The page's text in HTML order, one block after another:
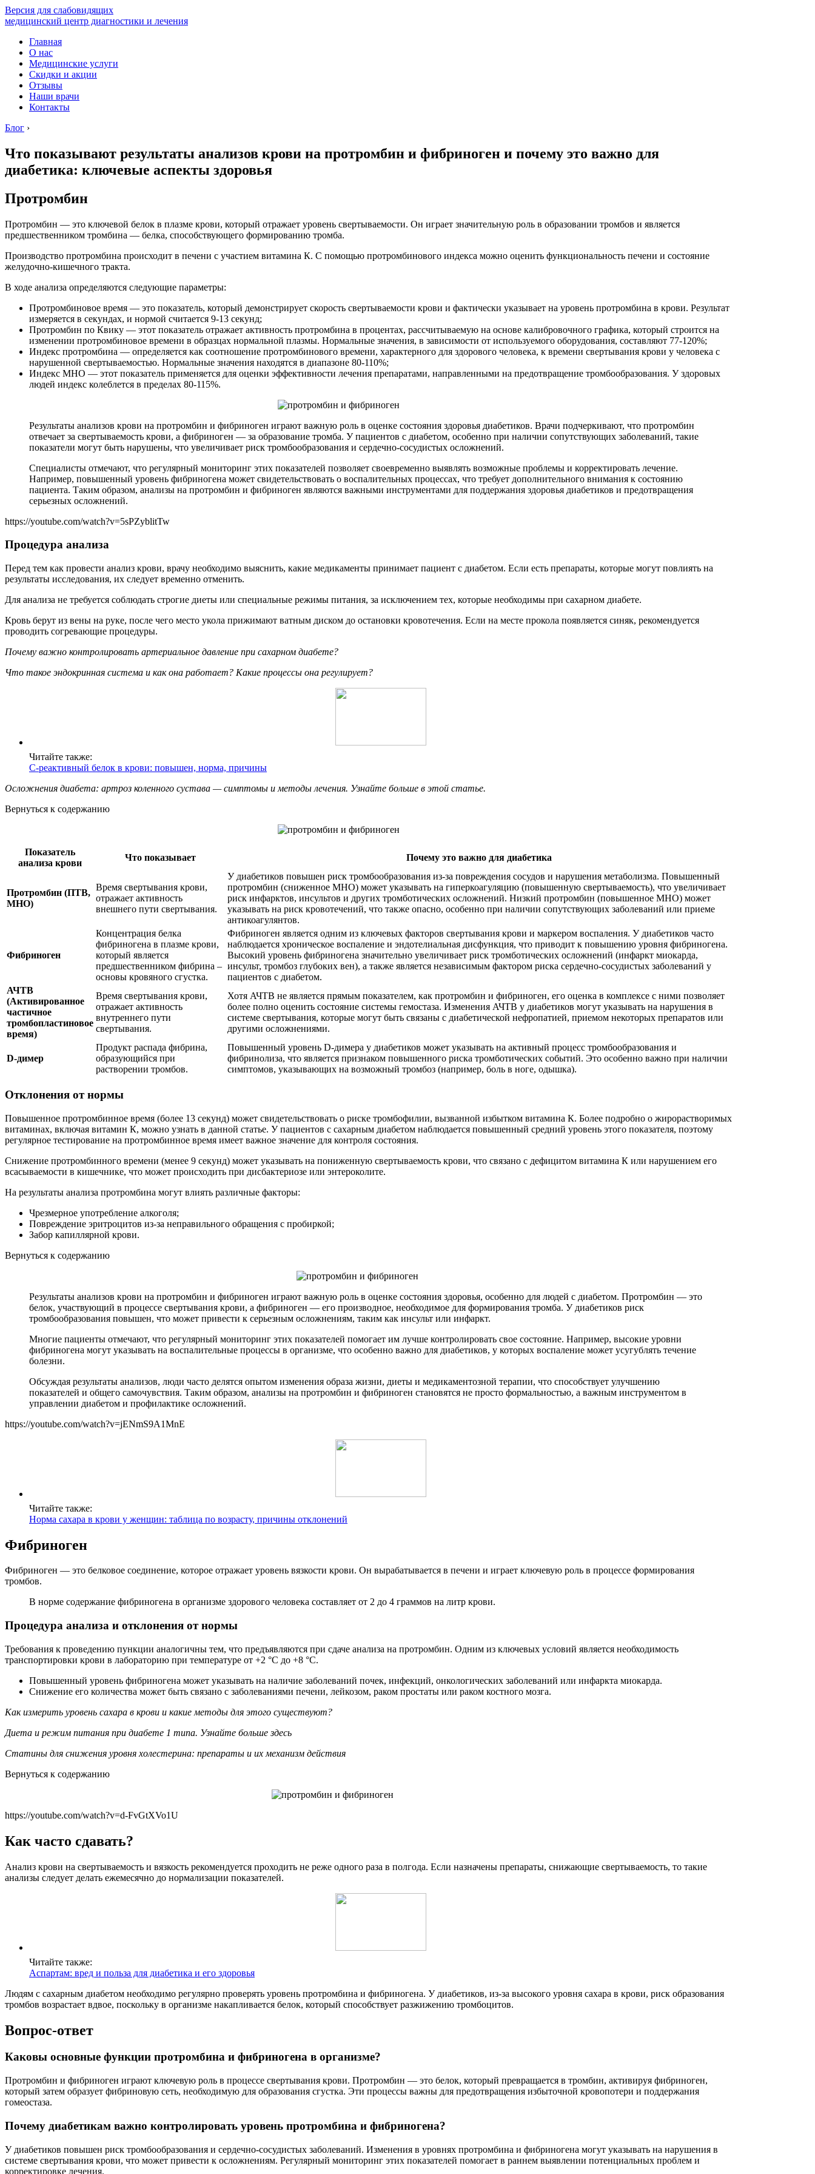
Версия для слабовидящих
медицинский центр диагностики и лечения
Главная
О нас
Медицинские услуги
Скидки и акции
Отзывы
Наши врачи
Контакты
Блог ›
Что показывают результаты анализов крови на протромбин и фибриноген и почему это важно для
диабетика: ключевые аспекты здоровья
Протромбин
Протромбин — это ключевой белок в плазме крови, который отражает уровень свертываемости. Он играет значительную роль в образовании тромбов и является
предшественником тромбина — белка, способствующего формированию тромба.
Производство протромбина происходит в печени с участием витамина К. С помощью протромбинового индекса можно оценить функциональность печени и состояние
желудочно-кишечного тракта.
В ходе анализа определяются следующие параметры:
Протромбиновое время — это показатель, который демонстрирует скорость свертываемости крови и фактически указывает на уровень протромбина в крови. Результат
измеряется в секундах, и нормой считается 9-13 секунд;
Протромбин по Квику — этот показатель отражает активность протромбина в процентах, рассчитываемую на основе калибровочного графика, который строится на
изменении протромбиновое времени в образцах нормальной плазмы. Нормальные значения, в зависимости от используемого оборудования, составляют 77-120%;
Индекс протромбина — определяется как соотношение протромбинового времени, характерного для здорового человека, к времени свертывания крови у человека с
нарушенной свертываемостью. Нормальные значения находятся в диапазоне 80-110%;
Индекс МНО — этот показатель применяется для оценки эффективности лечения препаратами, направленными на предотвращение тромбообразования. У здоровых
людей индекс колеблется в пределах 80-115%.
Результаты анализов крови на протромбин и фибриноген играют важную роль в оценке состояния здоровья диабетиков. Врачи подчеркивают, что протромбин
отвечает за свертываемость крови, а фибриноген — за образование тромба. У пациентов с диабетом, особенно при наличии сопутствующих заболеваний, такие
показатели могут быть нарушены, что увеличивает риск тромбообразования и сердечно-сосудистых осложнений.
Специалисты отмечают, что регулярный мониторинг этих показателей позволяет своевременно выявлять возможные проблемы и корректировать лечение.
Например, повышенный уровень фибриногена может свидетельствовать о воспалительных процессах, что требует дополнительного внимания к состоянию
пациента. Таким образом, анализы на протромбин и фибриноген являются важными инструментами для поддержания здоровья диабетиков и предотвращения
серьезных осложнений.
https://youtube.com/watch?v=5sPZyblitTw
Процедура анализа
Перед тем как провести анализ крови, врачу необходимо выяснить, какие медикаменты принимает пациент с диабетом. Если есть препараты, которые могут повлиять на
результаты исследования, их следует временно отменить.
Для анализа не требуется соблюдать строгие диеты или специальные режимы питания, за исключением тех, которые необходимы при сахарном диабете.
Кровь берут из вены на руке, после чего место укола прижимают ватным диском до остановки кровотечения. Если на месте прокола появляется синяк, рекомендуется
проводить согревающие процедуры.
Почему важно контролировать артериальное давление при сахарном диабете?
Что такое эндокринная система и как она работает? Какие процессы она регулирует?
Читайте также:
С-реактивный белок в крови: повышен, норма, причины
Осложнения диабета: артроз коленного сустава — симптомы и методы лечения. Узнайте больше в этой статье.
Вернуться к содержанию
Показатель
анализа крови
Что показывает Почему это важно для диабетика
Протромбин (ПТВ,
МНО)
Время свертывания крови,
отражает активность
внешнего пути свертывания.
У диабетиков повышен риск тромбообразования из-за повреждения сосудов и нарушения метаболизма. Повышенный
протромбин (сниженное МНО) может указывать на гиперкоагуляцию (повышенную свертываемость), что увеличивает
риск инфарктов, инсультов и других тромботических осложнений. Низкий протромбин (повышенное МНО) может
указывать на риск кровотечений, что также опасно, особенно при наличии сопутствующих заболеваний или приеме
антикоагулянтов.
Фибриноген
Концентрация белка
фибриногена в плазме крови,
который является
предшественником фибрина –
основы кровяного сгустка.
Фибриноген является одним из ключевых факторов свертывания крови и маркером воспаления. У диабетиков часто
наблюдается хроническое воспаление и эндотелиальная дисфункция, что приводит к повышению уровня фибриногена.
Высокий уровень фибриногена значительно увеличивает риск тромботических осложнений (инфаркт миокарда,
инсульт, тромбоз глубоких вен), а также является независимым фактором риска сердечно-сосудистых заболеваний у
пациентов с диабетом.
АЧТВ
(Активированное
частичное
тромбопластиновое
время)
Время свертывания крови,
отражает активность
внутреннего пути
свертывания.
Хотя АЧТВ не является прямым показателем, как протромбин и фибриноген, его оценка в комплексе с ними позволяет
более полно оценить состояние системы гемостаза. Изменения АЧТВ у диабетиков могут указывать на нарушения в
системе свертывания, которые могут быть связаны с диабетической нефропатией, приемом некоторых препаратов или
другими осложнениями.
D-димер
Продукт распада фибрина,
образующийся при
растворении тромбов.
Повышенный уровень D-димера у диабетиков может указывать на активный процесс тромбообразования и
фибринолиза, что является признаком повышенного риска тромботических событий. Это особенно важно при наличии
симптомов, указывающих на возможный тромбоз (например, боль в ноге, одышка).
Отклонения от нормы
Повышенное протромбинное время (более 13 секунд) может свидетельствовать о риске тромбофилии, вызванной избытком витамина К. Более подробно о жирорастворимых
витаминах, включая витамин К, можно узнать в данной статье. У пациентов с сахарным диабетом наблюдается повышенный средний уровень этого показателя, поэтому
регулярное тестирование на протромбинное время имеет важное значение для контроля состояния.
Снижение протромбинного времени (менее 9 секунд) может указывать на пониженную свертываемость крови, что связано с дефицитом витамина К или нарушением его
всасываемости в кишечнике, что может происходить при дисбактериозе или энтероколите.
На результаты анализа протромбина могут влиять различные факторы:
Чрезмерное употребление алкоголя;
Повреждение эритроцитов из-за неправильного обращения с пробиркой;
Забор капиллярной крови.
Вернуться к содержанию
Результаты анализов крови на протромбин и фибриноген играют важную роль в оценке состояния здоровья, особенно для людей с диабетом. Протромбин — это
белок, участвующий в процессе свертывания крови, а фибриноген — его производное, необходимое для формирования тромба. У диабетиков риск
тромбообразования повышен, что может привести к серьезным осложнениям, таким как инсульт или инфаркт.
Многие пациенты отмечают, что регулярный мониторинг этих показателей помогает им лучше контролировать свое состояние. Например, высокие уровни
фибриногена могут указывать на воспалительные процессы в организме, что особенно важно для диабетиков, у которых воспаление может усугублять течение
болезни.
Обсуждая результаты анализов, люди часто делятся опытом изменения образа жизни, диеты и медикаментозной терапии, что способствует улучшению
показателей и общего самочувствия. Таким образом, анализы на протромбин и фибриноген становятся не просто формальностью, а важным инструментом в
управлении диабетом и профилактике осложнений.
https://youtube.com/watch?v=jENmS9A1MnE
Читайте также:
Норма сахара в крови у женщин: таблица по возрасту, причины отклонений
Фибриноген
Фибриноген — это белковое соединение, которое отражает уровень вязкости крови. Он вырабатывается в печени и играет ключевую роль в процессе формирования
тромбов.
В норме содержание фибриногена в организме здорового человека составляет от 2 до 4 граммов на литр крови.
Процедура анализа и отклонения от нормы
Требования к проведению пункции аналогичны тем, что предъявляются при сдаче анализа на протромбин. Одним из ключевых условий является необходимость
транспортировки крови в лабораторию при температуре от +2 °C до +8 °C.
Повышенный уровень фибриногена может указывать на наличие заболеваний почек, инфекций, онкологических заболеваний или инфаркта миокарда.
Снижение его количества может быть связано с заболеваниями печени, лейкозом, раком простаты или раком костного мозга.
Как измерить уровень сахара в крови и какие методы для этого существуют?
Диета и режим питания при диабете 1 типа. Узнайте больше здесь
Статины для снижения уровня холестерина: препараты и их механизм действия
Вернуться к содержанию
https://youtube.com/watch?v=d-FvGtXVo1U
Как часто сдавать?
Анализ крови на свертываемость и вязкость рекомендуется проходить не реже одного раза в полгода. Если назначены препараты, снижающие свертываемость, то такие
анализы следует делать ежемесячно до нормализации показателей.
Читайте также:
Аспартам: вред и польза для диабетика и его здоровья
Людям с сахарным диабетом необходимо регулярно проверять уровень протромбина и фибриногена. У диабетиков, из-за высокого уровня сахара в крови, риск образования
тромбов возрастает вдвое, поскольку в организме накапливается белок, который способствует разжижению тромбоцитов.
Вопрос-ответ
Каковы основные функции протромбина и фибриногена в организме?
Протромбин и фибриноген играют ключевую роль в процессе свертывания крови. Протромбин — это белок, который превращается в тромбин, активируя фибриноген,
который затем образует фибриновую сеть, необходимую для образования сгустка. Эти процессы важны для предотвращения избыточной кровопотери и поддержания
гомеостаза.
Почему диабетикам важно контролировать уровень протромбина и фибриногена?
У диабетиков повышен риск тромбообразования и сердечно-сосудистых заболеваний. Изменения в уровнях протромбина и фибриногена могут указывать на нарушения в
системе свертывания крови, что может привести к осложнениям. Регулярный мониторинг этих показателей помогает в раннем выявлении потенциальных проблем и
корректировке лечения.